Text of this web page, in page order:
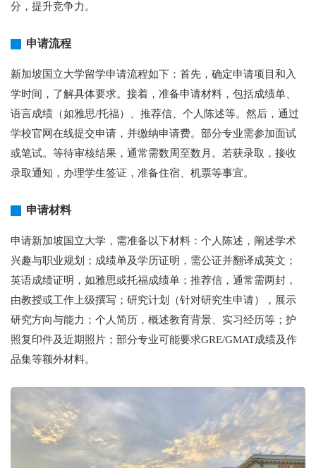
分，提升竞争力。
申请流程
新加坡国立大学留学申请流程如下：首先，确定申请项目和入
学时间，了解具体要求。接着，准备申请材料，包括成绩单、
语言成绩（如雅思/托福）、推荐信、个人陈述等。然后，通过
学校官网在线提交申请，并缴纳申请费。部分专业需参加面试
或笔试。等待审核结果，通常需数周至数月。若获录取，接收
录取通知，办理学生签证，准备住宿、机票等事宜。
申请材料
申请新加坡国立大学，需准备以下材料：个人陈述，阐述学术
兴趣与职业规划；成绩单及学历证明，需公证并翻译成英文；
英语成绩证明，如雅思或托福成绩单；推荐信，通常需两封，
由教授或工作上级撰写；研究计划（针对研究生申请），展示
研究方向与能力；个人简历，概述教育背景、实习经历等；护
照复印件及近期照片；部分专业可能要求GRE/GMAT成绩及作
品集等额外材料。